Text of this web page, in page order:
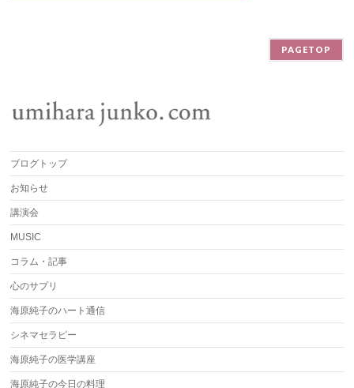
PAGETOP
ブログトップ
お知らせ
講演会
MUSIC
コラム・記事
心のサプリ
海原純子のハート通信
シネマセラピー
海原純子の医学講座
海原純子の今日の料理